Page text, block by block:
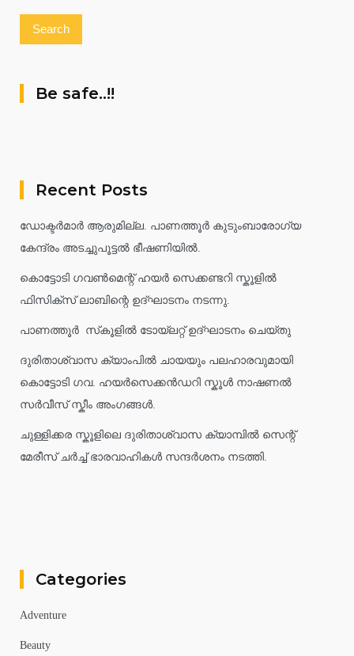
Be safe..!!
Recent Posts
ഡോക്ടർമാർ ആരുമില്ല. പാണത്തൂർ കുടുംബാരോഗ്യ
കേന്ദ്രം അടച്ചുപൂട്ടൽ ഭീഷണിയിൽ.
കൊട്ടോടി ഗവൺമെന്റ് ഹയർ സെക്കണ്ടറി സ്കൂളിൽ
ഫിസിക്സ് ലാബിന്റെ ഉദ്ഘാടനം നടന്നു.
പാണത്തൂർ സ്‌കൂളിൽ ടോയ്ലറ്റ് ഉദ്ഘാടനം ചെയ്തു
ദുരിതാശ്വാസ ക്യാംപിൽ ചായയും പലഹാരവുമായി
കൊട്ടോടി ഗവ. ഹയർസെക്കൻഡറി സ്കൂൾ നാഷണൽ
സർവീസ് സ്കീം അംഗങ്ങൾ.
ചുള്ളിക്കര സ്കൂളിലെ ദുരിതാശ്വാസ ക്യാമ്പിൽ സെന്റ്
മേരീസ് ചർച്ച് ഭാരവാഹികൾ സന്ദർശനം നടത്തി.
Categories
Adventure
Beauty